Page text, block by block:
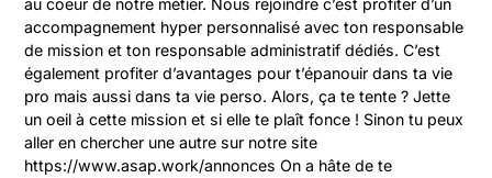
au coeur de notre métier. Nous rejoindre c’est profiter d’un
accompagnement hyper personnalisé avec ton responsable
de mission et ton responsable administratif dédiés. C’est
également profiter d’avantages pour t’épanouir dans ta vie
pro mais aussi dans ta vie perso. Alors, ça te tente ? Jette
un oeil à cette mission et si elle te plaît fonce ! Sinon tu peux
aller en chercher une autre sur notre site
https://www.asap.work/annonces On a hâte de te